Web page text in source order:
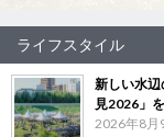
ライフスタイル
新しい水
見2026」
2026年8月